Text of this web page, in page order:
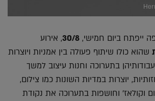
ייפתח ביום חמישי, 30/8, אירוע
שהוא כולו שיתוף פעולה בין אמניות ויוצרות
בתערוכה וחנות עיצוב למשך
יוצרות במדיות השונות כמו צילום,
וקולאז' וחושפות בתערוכה את נקודת